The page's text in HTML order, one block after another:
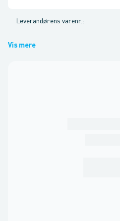
Leverandørens varenr. :
Vis mere